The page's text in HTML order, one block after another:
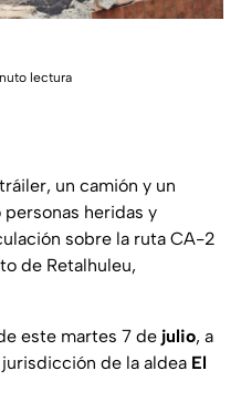
lectura
un camión y un
heridas y
sobre la ruta CA-2
de Retalhuleu,
este martes 7 de julio, a
de la aldea El